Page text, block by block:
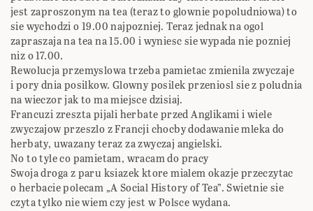
jest zaproszonym na tea (teraz to glownie popoludniowa) to
sie wychodzi o 19.00 najpozniej. Teraz jednak na ogol
zapraszaja na tea na 15.00 i wyniesc sie wypada nie pozniej
niz o 17.00.
Rewolucja przemyslowa trzeba pamietac zmienila zwyczaje
i pory dnia posilkow. Glowny posilek przeniosl sie z poludnia
na wieczor jak to ma miejsce dzisiaj.
Francuzi zreszta pijali herbate przed Anglikami i wiele
zwyczajow przeszlo z Francji chocby dodawanie mleka do
herbaty, uwazany teraz za zwyczaj angielski.
No to tyle co pamietam, wracam do pracy
Swoja droga z paru ksiazek ktore mialem okazje przeczytac
o herbacie polecam „A Social History of Tea”. Swietnie sie
czyta tylko nie wiem czy jest w Polsce wydana.